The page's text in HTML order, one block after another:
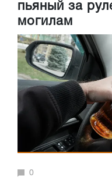
пьяный за
могилам
0